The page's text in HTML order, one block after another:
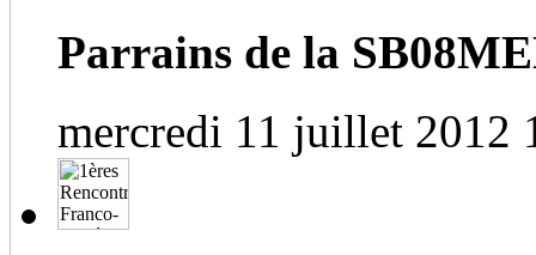
Parrains de la
mercredi 11 juillet 2012